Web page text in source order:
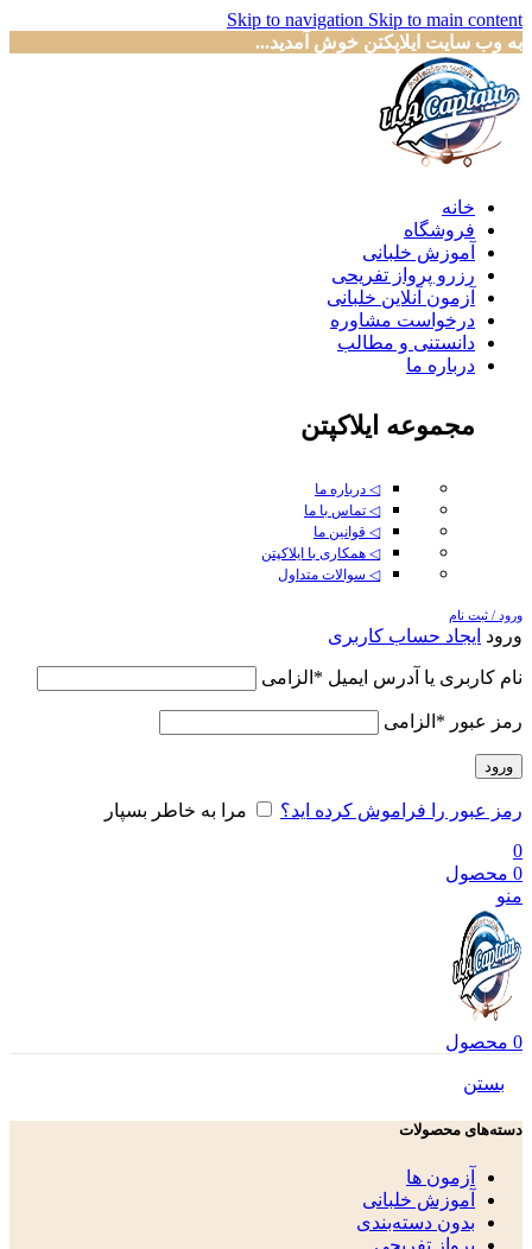
Skip to navigation Skip to main content
به وب سایت ایلاپکتن خوش آمدید...
خانه
فروشگاه
آموزش خلبانی
رزرو پرواز تفریحی
آزمون آنلاین خلبانی
درخواست مشاوره
دانستنی و مطالب
درباره ما
مجموعه ایلاکپتن
◁ درباره ما
◁ تماس با ما
◁ قوانین ما
◁ همکاری با ایلاکپتن
◁ سوالات متداول
ورود / ثبت نام
ورود ایجاد حساب کاربری
نام کاربری یا آدرس ایمیل * الزامی
رمز عبور * الزامی
ورود
رمز عبور را فراموش کرده اید؟
مرا به خاطر بسپار
0
0 محصول
منو
0 محصول
بستن
دسته‌های محصولات
آزمون ها
آموزش خلبانی
بدون دسته‌بندی
پرواز تفریحی